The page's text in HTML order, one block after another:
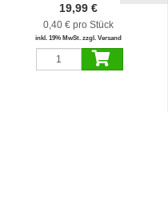
19,99 €
0,40 € pro Stück
inkl. 19% MwSt. zzgl. Versand